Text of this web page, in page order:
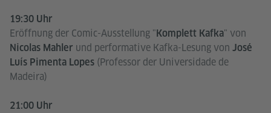
19:30 Uhr
Eröffnung der Comic-Ausstellung "Komplett Kafka" von
Nicolas Mahler und performative Kafka-Lesung von José
Luís Pimenta Lopes (Professor der Universidade de
Madeira)
21:00 Uhr